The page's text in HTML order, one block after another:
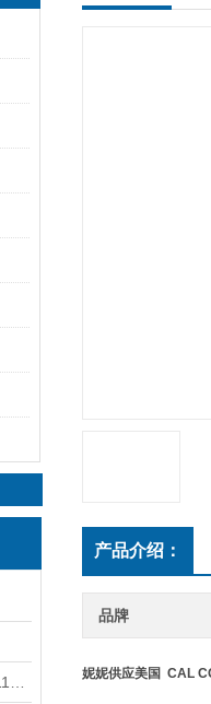
产品介绍：
品牌
妮妮供应美国 CAL